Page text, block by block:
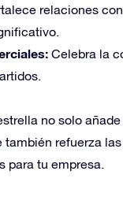
relaciones
Celebra la
no solo
también refuerza
para tu empresa.